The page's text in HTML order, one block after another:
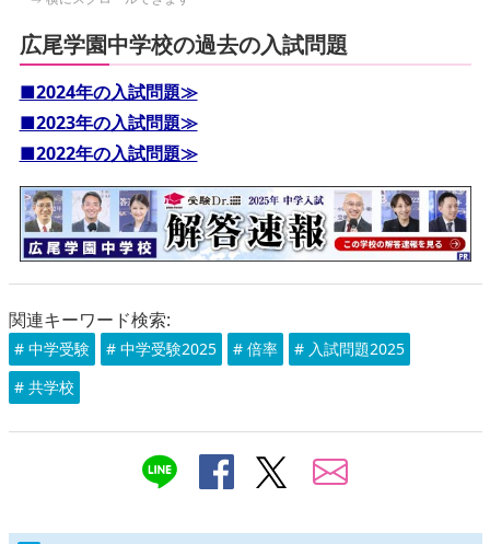
広尾学園中学校の過去の入試問題
■2024年の入試問題≫
■2023年の入試問題≫
■2022年の入試問題≫
関連キーワード検索:
# 中学受験 # 中学受験2025 # 倍率
# 入試問題2025
# 共学校